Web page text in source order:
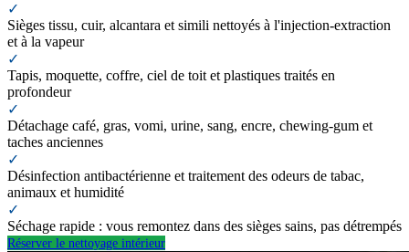
✓
Sièges tissu, cuir, alcantara et simili nettoyés à l'injection-extraction
et à la vapeur
✓
Tapis, moquette, coffre, ciel de toit et plastiques traités en
profondeur
✓
Détachage café, gras, vomi, urine, sang, encre, chewing-gum et
taches anciennes
✓
Désinfection antibactérienne et traitement des odeurs de tabac,
animaux et humidité
✓
Séchage rapide : vous remontez dans des sièges sains, pas détrempés
Réserver le nettoyage intérieur